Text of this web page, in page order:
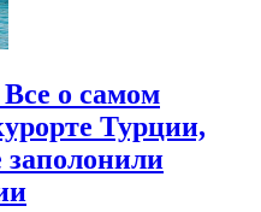
о самом
Турции,